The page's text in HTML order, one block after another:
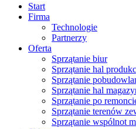
Start
Firma
Technologie
Partnerzy
Oferta
Sprzątanie biur
Sprzątanie hal
Sprzątanie
Sprzątanie hal
Sprzątanie po
Sprzątanie terenów
Sprzątanie wspólnot